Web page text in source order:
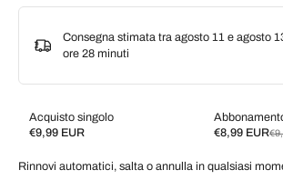
Consegna stimata tra agosto 11 e agosto
ore 28 minuti
Acquisto singolo
€9,99 EUR
€8,99 EUR
Subscribe and save
Rinnovi automatici, salta o annulla in qualsiasi